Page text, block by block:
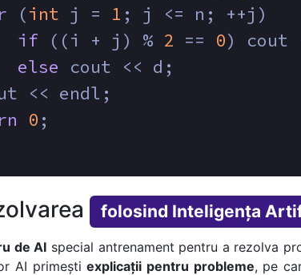
(int j = 1 ; j <= n; ++j)
if ((i + j) % 2 == 0) cout
else cout << d;
<< endl;
0 ;
folosind Inteligența
de AI special antrenament pentru a rezolva
AI primeștiexplicații pentru probleme, pe